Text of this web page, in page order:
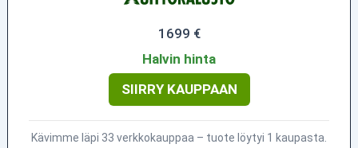
1699 €
Halvin hinta
SIIRRY KAUPPAAN
Kävimme läpi 33 verkkokauppaa – tuote löytyi 1 kaupasta.